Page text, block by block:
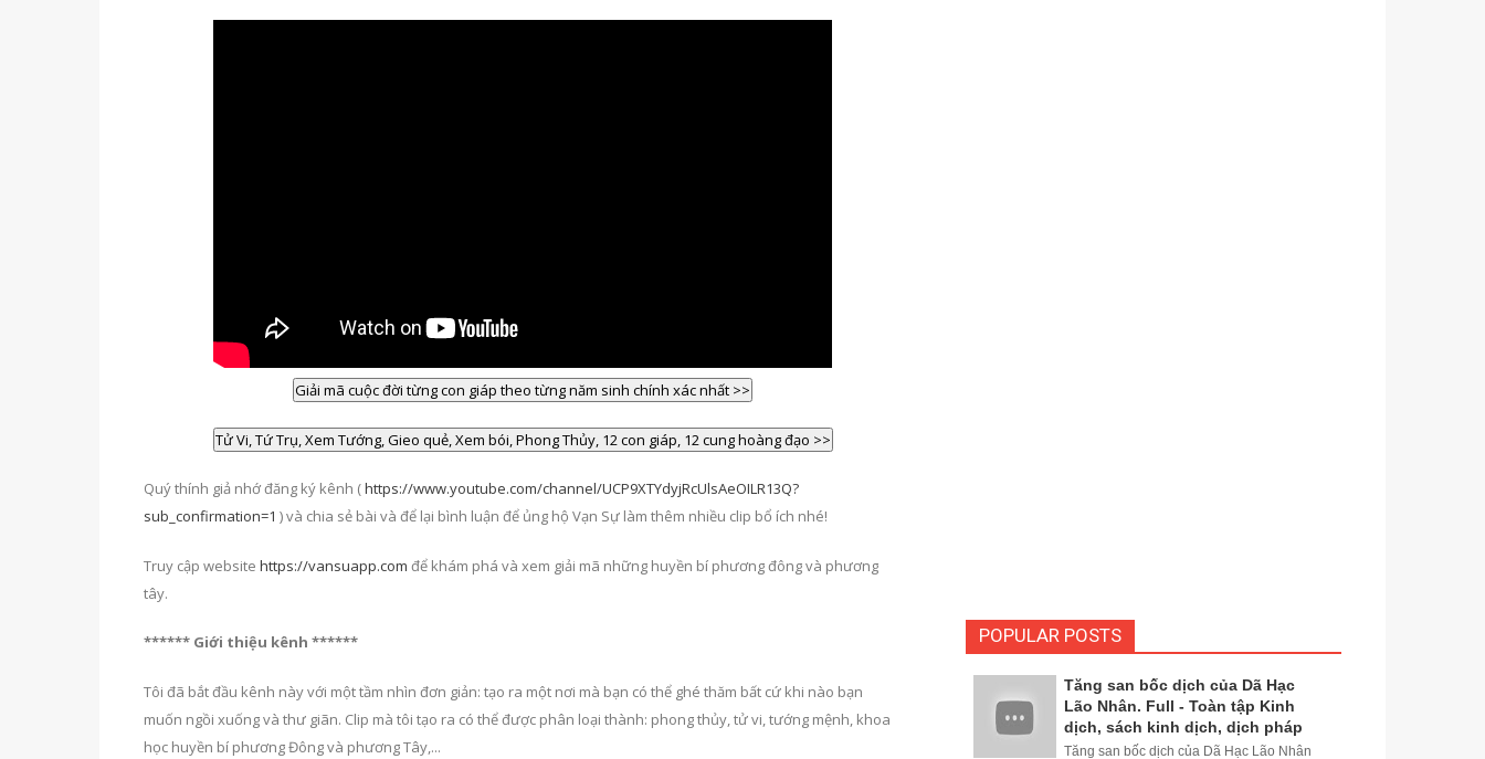
Quý thính giả nhớ đăng ký kênh (https://www.youtube.com/channel/UCP9XTYdyjRcUlsAeOILR13Q?
sub_confirmation=1 ) và chia sẻ bài và để lại bình luận để ủng hộ Vạn Sự làm thêm nhiều clip bổ ích nhé!
Truy cập website https://vansuapp.com để khám phá và xem giải mã những huyền bí phương đông và phương
tây.
****** Giới thiệu kênh ******
Tôi đã bắt đầu kênh này với một tầm nhìn đơn giản: tạo ra một nơi mà bạn có thể ghé thăm bất cứ khi nào bạn
muốn ngồi xuống và thư giãn. Clip mà tôi tạo ra có thể được phân loại thành: phong thủy, tử vi, tướng mệnh, khoa
học huyền bí phương Đông và phương Tây,...
POPULAR POSTS
Tăng san bốc dịch của Dã Hạc
Lão Nhân. Full - Toàn tập Kinh
dịch, sách kinh dịch, dịch pháp
Tăng san bốc dịch của Dã Hạc Lão Nhân